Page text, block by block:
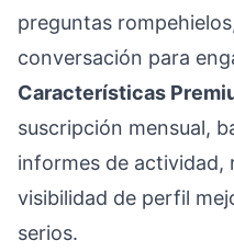
preguntas
conversación para
Características
suscripción mensual,
informes de actividad,
visibilidad de perfil
serios.